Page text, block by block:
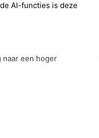
AI-functies is deze
naar een hoger